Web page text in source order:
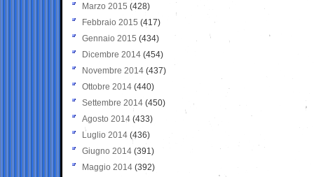
Marzo 2015 (428)
Febbraio 2015 (417)
Gennaio 2015 (434)
Dicembre 2014 (454)
Novembre 2014 (437)
Ottobre 2014 (440)
Settembre 2014 (450)
Agosto 2014 (433)
Luglio 2014 (436)
Giugno 2014 (391)
Maggio 2014 (392)